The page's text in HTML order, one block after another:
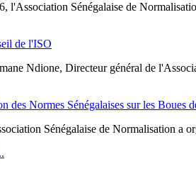
l'Association Sénégalaise de
de l'ISO
Ndione, Directeur général de
des Normes Sénégalaises sur les Boues
Sénégalaise de Normalisation a